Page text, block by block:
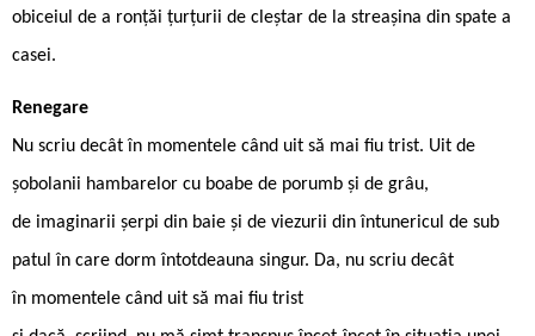
obiceiul de a ronțăi țurțurii de cleștar de la streașina din spate a
casei.
Renegare
Nu scriu decât în momentele când uit să mai fiu trist. Uit de
șobolanii hambarelor cu boabe de porumb și de grâu,
de imaginarii șerpi din baie și de viezurii din întunericul de sub
patul în care dorm întotdeauna singur. Da, nu scriu decât
în momentele când uit să mai fiu trist